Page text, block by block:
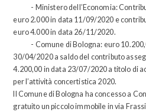
- Ministero dell’Economia:
euro 2.000 in data 11/09/2020 e
euro 4.000 in data 26/11/2020.
- Comune di Bologna: euro
30/04/2020 a saldo del contributo
4.200,00 in data 23/07/2020 a titolo di
per l’attività concertistica 2020.
Il Comune di Bologna ha concesso a
gratuito un piccolo immobile in via